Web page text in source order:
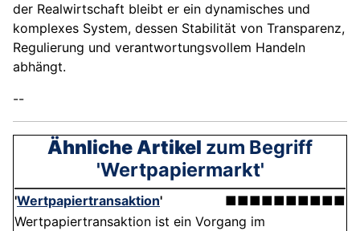
der Realwirtschaft bleibt er ein dynamisches und
komplexes System, dessen Stabilität von Transparenz,
Regulierung und verantwortungsvollem Handeln
abhängt.
--
Ähnliche Artikel zum Begriff
'Wertpapiermarkt'
'Wertpapiertransaktion'
■■■■■■■■■■
Wertpapiertransaktion ist ein Vorgang im